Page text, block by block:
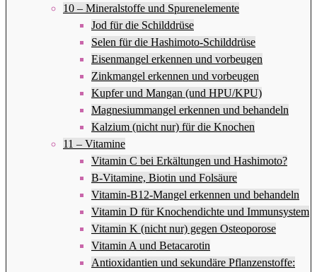
10 – Mineralstoffe und Spurenelemente
Jod für die Schilddrüse
Selen für die Hashimoto-Schilddrüse
Eisenmangel erkennen und vorbeugen
Zinkmangel erkennen und vorbeugen
Kupfer und Mangan (und HPU/KPU)
Magnesiummangel erkennen und behandeln
Kalzium (nicht nur) für die Knochen
11 – Vitamine
Vitamin C bei Erkältungen und Hashimoto?
B-Vitamine, Biotin und Folsäure
Vitamin-B12-Mangel erkennen und behandeln
Vitamin D für Knochendichte und Immunsystem
Vitamin K (nicht nur) gegen Osteoporose
Vitamin A und Betacarotin
Antioxidantien und sekundäre Pflanzenstoffe: